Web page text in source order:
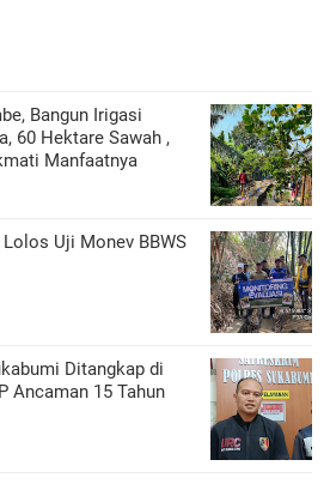
Bangun Irigasi
60 Hektare Sawah ,
Manfaatnya
Uji Monev BBWS
Ditangkap di
Ancaman 15 Tahun